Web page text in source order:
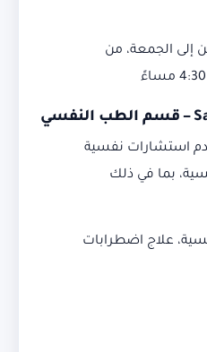
إلى الجمعة، من
استشارات نفسية
بما في ذلك
علاج اضطرابات